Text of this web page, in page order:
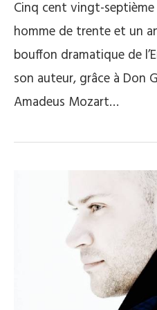
Cinq cent vingt-
homme de trente et un
bouffon dramatique de
son auteur, grâce à Don
Amadeus Mozart…